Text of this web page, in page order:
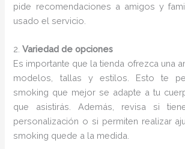
pide recomendaciones a amigos y
usado el servicio.
2.Variedad de opciones
Es importante que la tienda ofrezca una
modelos, tallas y estilos. Esto te
smoking que mejor se adapte a tu
que asistirás. Además, revisa si
personalización o si permiten realizar
smoking quede a la medida.